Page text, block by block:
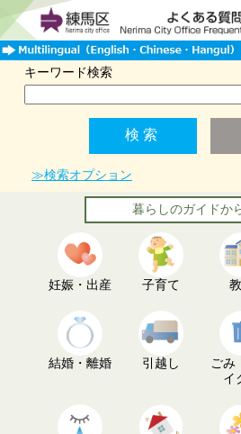
キーワード検索
≫検索オプション
暮らしのガイドか
妊娠・出産 子育て
結婚・離婚 引越し
ごみ
イ